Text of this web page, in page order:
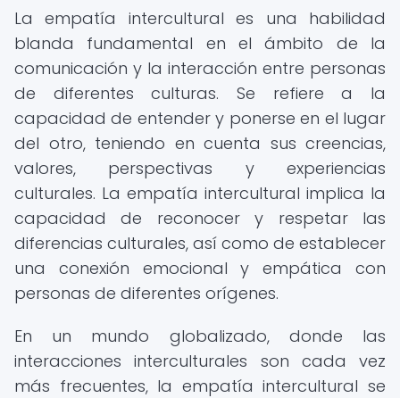
La empatía intercultural es una habilidad
blanda fundamental en el ámbito de la
comunicación y la interacción entre personas
de diferentes culturas. Se refiere a la
capacidad de entender y ponerse en el lugar
del otro, teniendo en cuenta sus creencias,
valores, perspectivas y experiencias
culturales. La empatía intercultural implica la
capacidad de reconocer y respetar las
diferencias culturales, así como de establecer
una conexión emocional y empática con
personas de diferentes orígenes.
En un mundo globalizado, donde las
interacciones interculturales son cada vez
más frecuentes, la empatía intercultural se